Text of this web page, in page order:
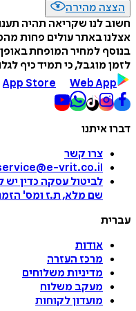
הצצה מהירה
חשוב לנו שקריאה תהיה
אצלנו באתר עולים פחות
בנוסף למחיר המופחת
לזמן מוגבל, כי תמיד כיף
App Store Web App
דברו איתנו
צרו קשר
vrit.co.il
לביטול עסקה כדין יש
שם מלא, ת.ז ומס'
עברית
אודות
מרכז העזרה
מדיניות משלוחים
מעקב משלוח
מועדון לקוחות